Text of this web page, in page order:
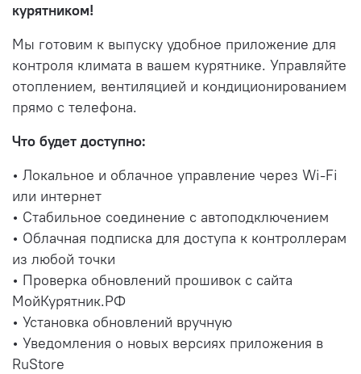
курятником!
Мы готовим к выпуску удобное приложение для
контроля климата в вашем курятнике. Управляйте
отоплением, вентиляцией и кондиционированием
прямо с телефона.
Что будет доступно:
• Локальное и облачное управление через Wi-Fi
или интернет
• Стабильное соединение с автоподключением
• Облачная подписка для доступа к контроллерам
из любой точки
• Проверка обновлений прошивок с сайта
МойКурятник.РФ
• Установка обновлений вручную
• Уведомления о новых версиях приложения в
RuStore